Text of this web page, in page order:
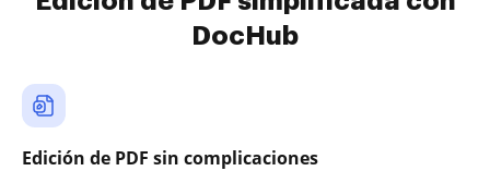
DocHub
Edición de PDF sin complicaciones